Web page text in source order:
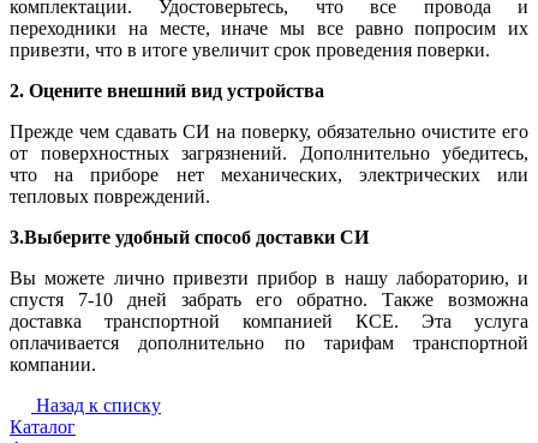
комплектации. Удостоверьтесь, что все провода и
переходники на месте, иначе мы все равно попросим их
привезти, что в итоге увеличит срок проведения поверки.
2. Оцените внешний вид устройства
Прежде чем сдавать СИ на поверку, обязательно очистите его
от поверхностных загрязнений. Дополнительно убедитесь,
что на приборе нет механических, электрических или
тепловых повреждений.
3.Выберите удобный способ доставки СИ
Вы можете лично привезти прибор в нашу лабораторию, и
спустя 7-10 дней забрать его обратно. Также возможна
доставка транспортной компанией КСЕ. Эта услуга
оплачивается дополнительно по тарифам транспортной
компании.
Назад к списку
Каталог